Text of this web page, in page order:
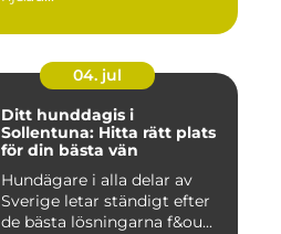
04. jul
Ditt hunddagis i
Sollentuna: Hitta rätt plats
för din bästa vän
Hundägare i alla delar av
Sverige letar ständigt efter
de bästa lösningarna f&ou...